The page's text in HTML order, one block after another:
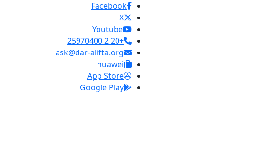
Facebook
X
Youtube
+20 2 25970400
ask@dar-alifta.org
huawei
App Store
Google Play